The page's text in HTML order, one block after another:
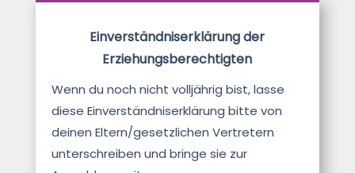
Einverständniserklärung der
Erziehungsberechtigten
Wenn du noch nicht volljährig bist, lasse
diese Einverständniserklärung bitte von
deinen Eltern/gesetzlichen Vertretern
unterschreiben und bringe sie zur